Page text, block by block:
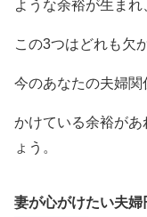
ような余裕が生まれ
この3つはどれも欠
今のあなたの夫婦関
かけている余裕が
ょう。
妻が心がけたい夫婦